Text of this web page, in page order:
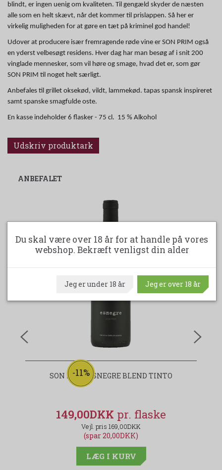
blindt, er ingen uenig om kvaliteten. Til gengæld skyder de næsten
alle som en helt skævt, når det kommer til prislappen. Så her er
virkelig muligheden for at gøre en tæt på kriminel god handel!
Udover at producere især fremragende røde vine er SON PRIM også
en yderst velbesøgt residens. Hver dag har man besøg af i snit 200
vinglade mennesker, som vil høre og smage, hvad det er, som gør
SON PRIM til noget helt særligt.
Anbefales til grillet oksekød, vildt, lammekød. tapas spansk inspireret
samt spanske smagfulde oste.
En kasse indeholder 6 flasker - 75 cl. 15 % Alkohol
Udskriv produktark
ANBEFALET
-11%
SON PRIM ESNEGRE BLEND TINTO
149,00DKK
169,00DKK
(spar 20,00DKK)
LÆG I KURV
Du skal være over 18 år for at handle på vores
webshop. Bekræft venligst din alder
Jeg er under 18 år Jeg er over 18 år